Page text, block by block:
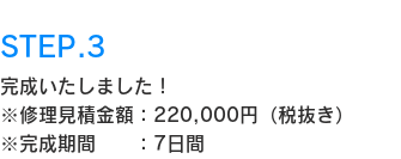
STEP.3
完成いたしました！
※修理見積金額：220,000円（税抜き）
※完成期間　　：7日間